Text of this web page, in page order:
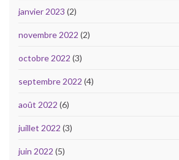
janvier 2023 (2)
novembre 2022 (2)
octobre 2022 (3)
septembre 2022 (4)
août 2022 (6)
juillet 2022 (3)
juin 2022 (5)